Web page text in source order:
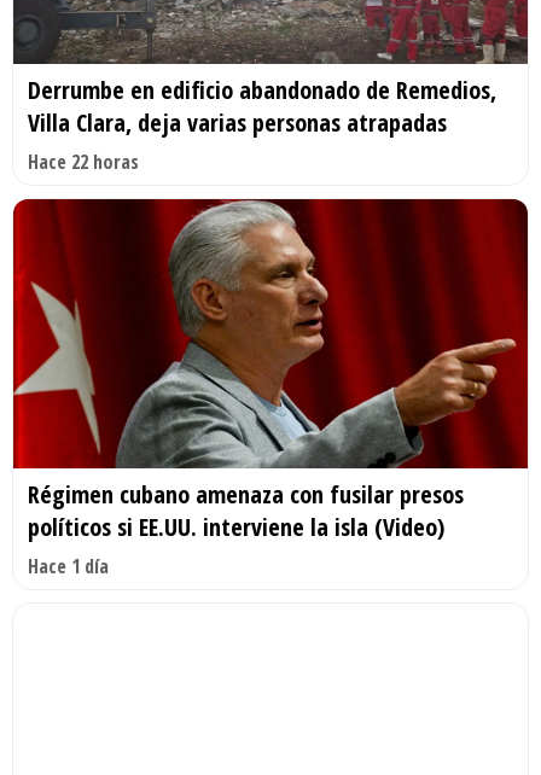
Derrumbe en edificio abandonado de Remedios,
Villa Clara, deja varias personas atrapadas
Hace 22 horas
Régimen cubano amenaza con fusilar presos
políticos si EE.UU. interviene la isla (Video)
Hace 1 día